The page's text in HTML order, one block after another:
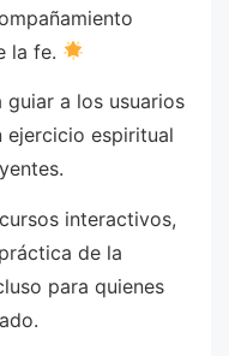
la fe.
a los usuarios
ejercicio espiritual
interactivos,
de la
para quienes